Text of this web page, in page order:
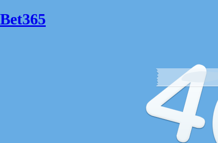
Bet365